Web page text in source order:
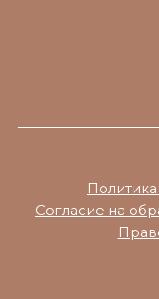
Согласие на